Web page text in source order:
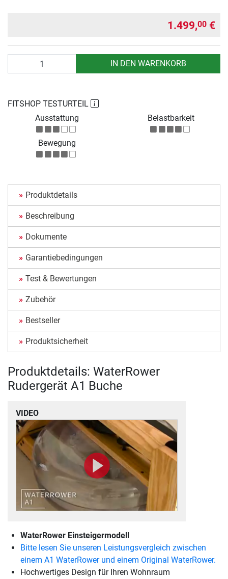
1.499,00 €
IN DEN WARENKORB
FITSHOP TESTURTEIL
Ausstattung
Belastbarkeit
Bewegung
Produktdetails
Beschreibung
Dokumente
Garantiebedingungen
Test & Bewertungen
Zubehör
Bestseller
Produktsicherheit
Produktdetails: WaterRower
Rudergerät A1 Buche
VIDEO
WaterRower Einsteigermodell
Bitte lesen Sie unseren Leistungsvergleich zwischen
einem A1 WaterRower und einem Original WaterRower.
Hochwertiges Design für Ihren Wohnraum